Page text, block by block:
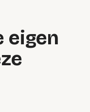
eigen